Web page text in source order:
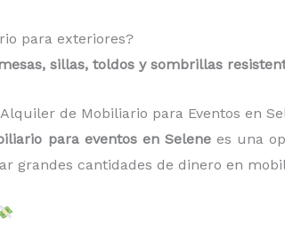
para exteriores?
sillas, toldos y sombrillas
de Mobiliario para Eventos en
para eventos en Selenees una
grandes cantidades de dinero en